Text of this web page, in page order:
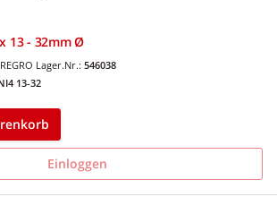
13 - 32mm Ø
REGRO Lager.Nr.: 546038
13-32
Einloggen